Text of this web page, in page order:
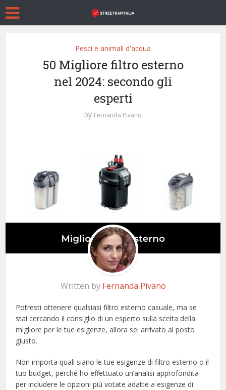
Pesci e animali d'acqua
50 Migliore filtro esterno
nel 2024: secondo gli
esperti
by Fernanda Pivano
Written by Fernanda Pivano
Potresti ottenere qualsiasi filtro esterno casuale, ma se
stai cercando il consiglio di un esperto sulla scelta della
migliore per le tue esigenze, allora sei arrivato al posto
giusto.
Non importa quali siano le tue esigenze di filtro esterno o il
tuo budget, perché ho effettuato un’analisi approfondita
per includere le opzioni più votate adatte a esigenze di